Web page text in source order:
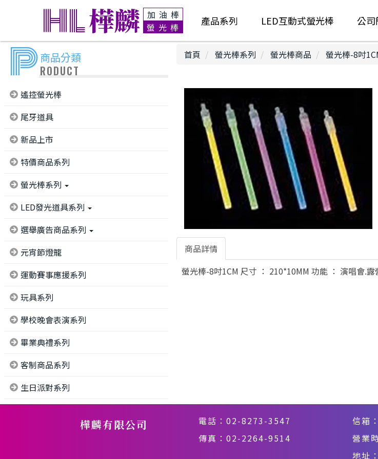
HL樺麟 加油棒
螢光棒
產品系列 LED互動式螢光棒 公
商品分類
PRODUCT
遙控螢光棒
尾牙道具
新品上市
特價商品系列
螢光棒系列
LED發光道具系列
選舉廣告商品系列
元宵節燈籠
運動賽事應援系列
玩具系列
學校晚會表演系列
畢業典禮系列
客制商品系列
生日派對系列
首頁 螢光棒系列 螢光棒商品 螢光棒-8吋
商品詳情
螢光棒-8吋1CM 尺寸 ： 210*10MM 功能 ： 演唱
樺麟有限公司 電話： 02-8273-3547
傳真：02-2264-9514
信箱：
營業
地址：